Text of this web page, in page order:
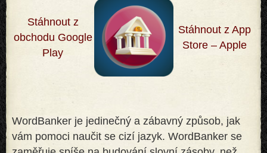
Stáhnout z
obchodu Google
Play
Stáhnout z App
Store – Apple
WordBanker je jedinečný a zábavný způsob, jak
vám pomoci naučit se cizí jazyk. WordBanker se